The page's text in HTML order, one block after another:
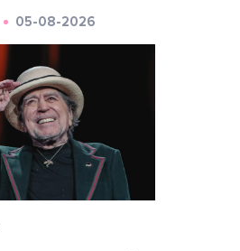
05-08-2026